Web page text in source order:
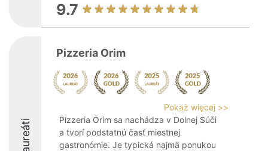
9.7
Laureáti
Pizzeria Orim
Pokaż więcej >>
Pizzeria Orim sa nachádza v Dolnej Súči
a tvorí podstatnú časť miestnej
gastronómie. Je typická najmä ponukou